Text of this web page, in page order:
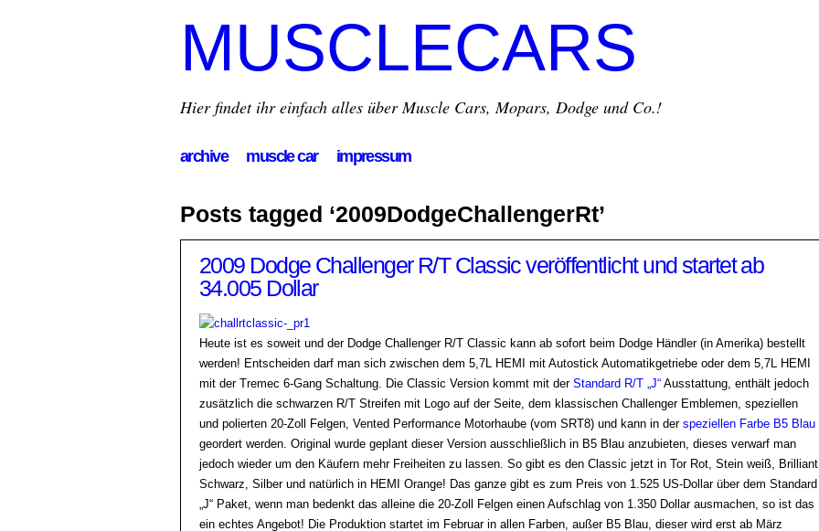
MUSCLECARS
Hier findet ihr einfach alles über Muscle Cars, Mopars, Dodge und Co.!
archive muscle car impressum
Posts tagged ‘2009DodgeChallengerRt’
2009 Dodge Challenger R/T Classic veröffentlicht und startet ab
34.005 Dollar
Heute ist es soweit und der Dodge Challenger R/T Classic kann ab sofort beim Dodge Händler (in Amerika) bestellt
werden! Entscheiden darf man sich zwischen dem 5,7L HEMI mit Autostick Automatikgetriebe oder dem 5,7L HEMI
mit der Tremec 6-Gang Schaltung. Die Classic Version kommt mit der Standard R/T „J“ Ausstattung, enthält jedoch
zusätzlich die schwarzen R/T Streifen mit Logo auf der Seite, dem klassischen Challenger Emblemen, speziellen
und polierten 20-Zoll Felgen, Vented Performance Motorhaube (vom SRT8) und kann in der speziellen Farbe B5 Blau
geordert werden. Original wurde geplant dieser Version ausschließlich in B5 Blau anzubieten, dieses verwarf man
jedoch wieder um den Käufern mehr Freiheiten zu lassen. So gibt es den Classic jetzt in Tor Rot, Stein weiß, Brilliant
Schwarz, Silber und natürlich in HEMI Orange! Das ganze gibt es zum Preis von 1.525 US-Dollar über dem Standard
„J“ Paket, wenn man bedenkt das alleine die 20-Zoll Felgen einen Aufschlag von 1.350 Dollar ausmachen, so ist das
ein echtes Angebot! Die Produktion startet im Februar in allen Farben, außer B5 Blau, dieser wird erst ab März